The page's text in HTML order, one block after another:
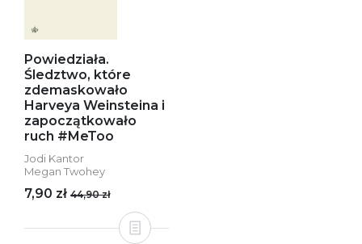
Powiedziała.
Śledztwo, które
zdemaskowało
Harveya Weinsteina i
zapoczątkowało
ruch #MeToo
Jodi Kantor
Megan Twohey
7,90 zł 44,90 zł